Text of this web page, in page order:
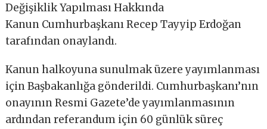
Değişiklik Yapılması Hakkında
Kanun Cumhurbaşkanı Recep Tayyip Erdoğan
tarafından onaylandı.
Kanun halkoyuna sunulmak üzere yayımlanması
için Başbakanlığa gönderildi. Cumhurbaşkanı’nın
onayının Resmi Gazete’de yayımlanmasının
ardından referandum için 60 günlük süreç